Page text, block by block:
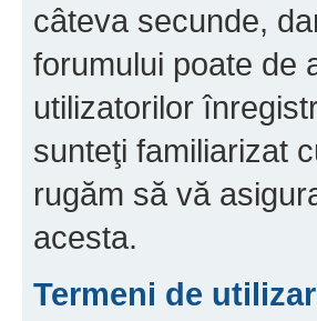
câteva secunde,
forumului poate de
utilizatorilor
sunteţi familiarizat
rugăm să vă
acesta.
Termeni de